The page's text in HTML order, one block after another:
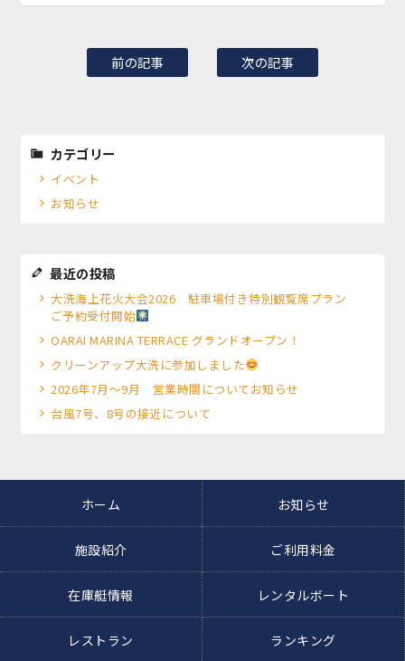
前の記事 次の記事
カテゴリー
イベント
お知らせ
最近の投稿
大洗海上花火大会2026 駐車場付き特別観覧席プラン
ご予約受付開始
OARAI MARINA TERRACE グランドオープン！
クリーンアップ大洗に参加しました
2026年7月～9月 営業時間についてお知らせ
台風7号、8号の接近について
ホーム お知らせ
施設紹介 ご利用料金
在庫艇情報 レンタルボート
レストラン ランキング